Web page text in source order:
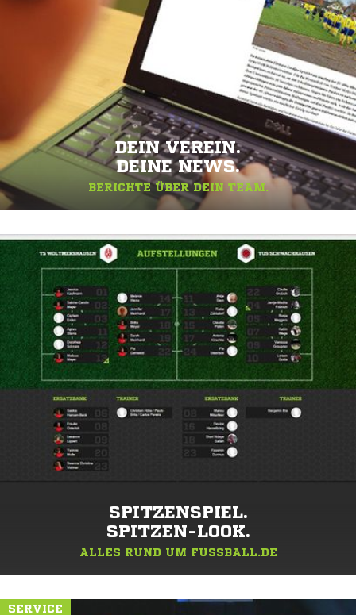
DEIN VEREIN.
DEINE NEWS.
BERICHTE ÜBER DEIN TEAM.
SPITZENSPIEL.
SPITZEN-LOOK.
ALLES RUND UM FUSSBALL.DE
SERVICE